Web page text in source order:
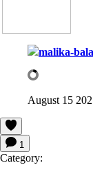
malika-
August 15
1
Category: